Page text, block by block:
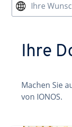
Ihre
Ihre
Machen Sie
von IONOS.